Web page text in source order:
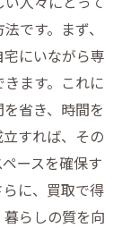
理由
を紹介
ビス
法
の効果
の買取法
です。まず、
にいながら専
ます。これに
省き、時間を
すれば、その
ースを確保す
に、買取で得
らしの質を向